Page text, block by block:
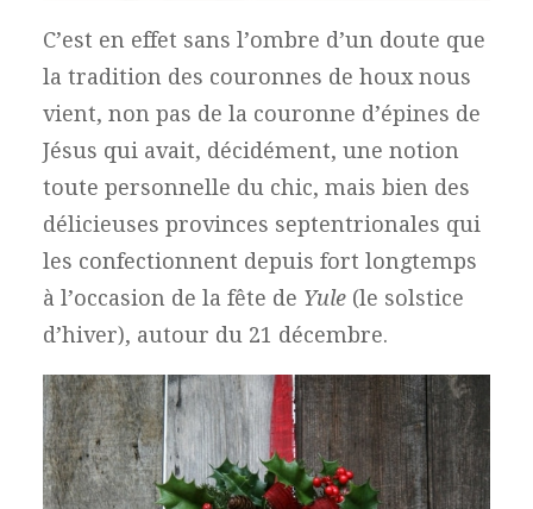
C’est en effet sans l’ombre d’un doute que
la tradition des couronnes de houx nous
vient, non pas de la couronne d’épines de
Jésus qui avait, décidément, une notion
toute personnelle du chic, mais bien des
délicieuses provinces septentrionales qui
les confectionnent depuis fort longtemps
à l’occasion de la fête de Yule (le solstice
d’hiver), autour du 21 décembre.